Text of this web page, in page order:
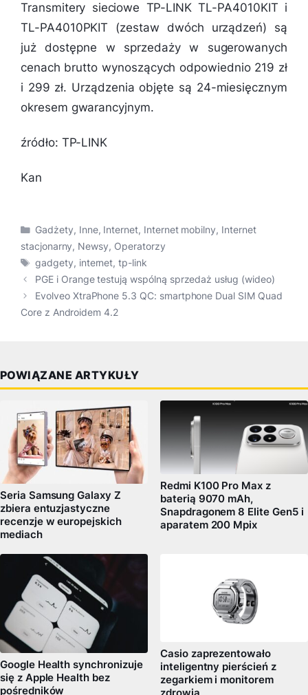
Transmitery sieciowe TP-LINK TL-PA4010KIT i
TL-PA4010PKIT (zestaw dwóch urządzeń) są
już dostępne w sprzedaży w sugerowanych
cenach brutto wynoszących odpowiednio 219 zł
i 299 zł. Urządzenia objęte są 24-miesięcznym
okresem gwarancyjnym.
źródło: TP-LINK
Kan
Kategorie
Gadżety, Inne, Internet, Internet mobilny, Internet
stacjonarny, Newsy, Operatorzy
Tagi
gadgety, internet,tp-link
PGE i Orange testują wspólną sprzedaż usług (wideo)
Evolveo XtraPhone 5.3 QC: smartphone Dual SIM Quad
Core z Androidem 4.2
POWIĄZANE ARTYKUŁY
Seria Samsung Galaxy Z
zbiera entuzjastyczne
recenzje w europejskich
mediach
Redmi K100 Pro Max z
baterią 9070 mAh,
Snapdragonem 8 Elite Gen5 i
aparatem 200 Mpix
Google Health synchronizuje
się z Apple Health bez
pośredników
Casio zaprezentowało
inteligentny pierścień z
zegarkiem i monitorem